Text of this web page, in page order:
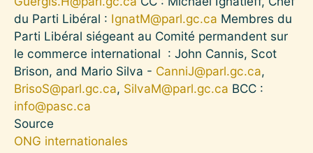
du Parti Libéral : IgnatM@parl.gc.ca Membres du
Parti Libéral siégeant au Comité permandent sur
le commerce international : John Cannis, Scot
Brison, and Mario Silva - CanniJ@parl.gc.ca,
BrisoS@parl.gc.ca, SilvaM@parl.gc.ca BCC :
info@pasc.ca
Source
ONG internationales